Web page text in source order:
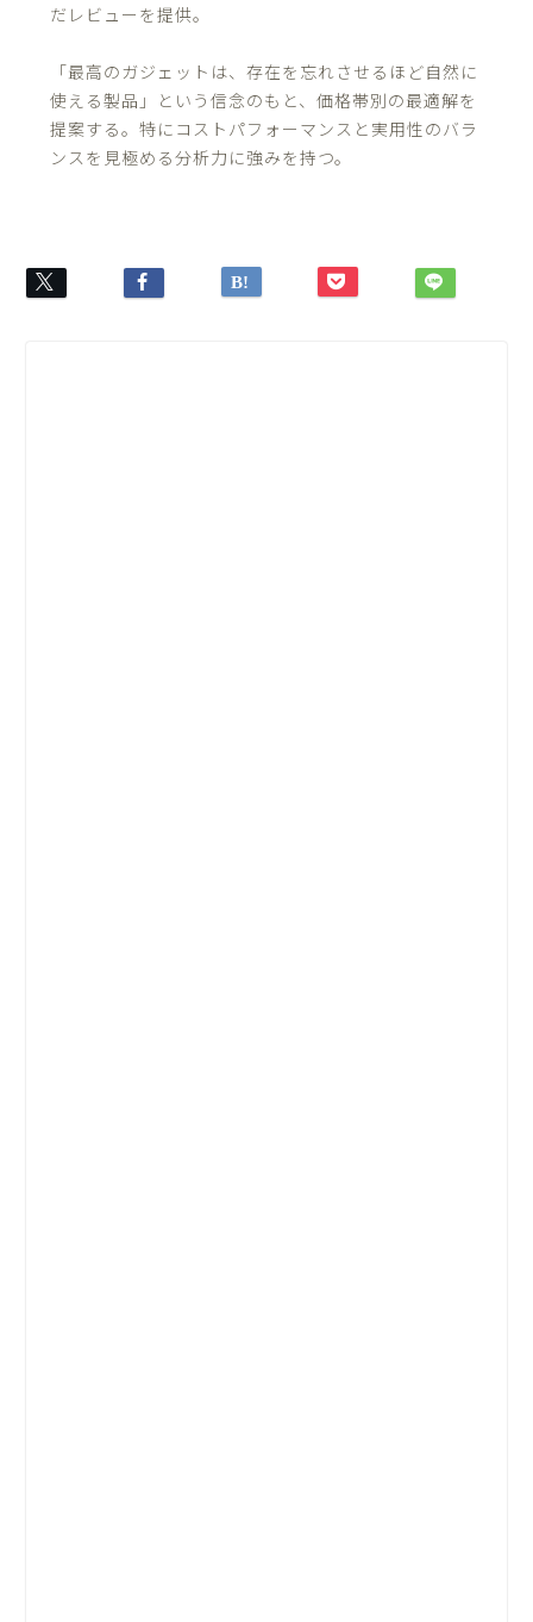
だレビューを提供。
「最高のガジェットは、存在を忘れさせるほど自然に
使える製品」という信念のもと、価格帯別の最適解を
提案する。特にコストパフォーマンスと実用性のバラ
ンスを見極める分析力に強みを持つ。